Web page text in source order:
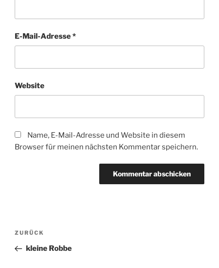
E-Mail-Adresse*
Website
Name, E-Mail-Adresse und Website in diesem
Browser für meinen nächsten Kommentar speichern.
Beitragsnavigation
Vorheriger
Beitrag
ZURÜCK
kleine Robbe